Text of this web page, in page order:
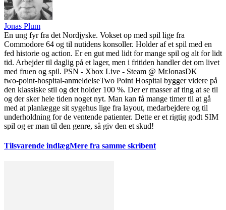
Jonas Plum
En ung fyr fra det Nordjyske. Vokset op med spil lige fra
Commodore 64 og til nutidens konsoller. Holder af et spil med en
fed historie og action. Er en gut med lidt for mange spil og alt for lidt
tid. Arbejder til daglig på et lager, men i fritiden handler det om livet
med fruen og spil. PSN - Xbox Live - Steam @ MrJonasDK
two-point-hospital-anmeldelseTwo Point Hospital bygger videre på
den klassiske stil og det holder 100 %. Der er masser af ting at se til
og der sker hele tiden noget nyt. Man kan få mange timer til at gå
med at planlægge sit sygehus lige fra layout, medarbejdere og til
underholdning for de ventende patienter. Dette er et rigtig godt SIM
spil og er man til den genre, så giv den et skud!
Tilsvarende indlægMere fra samme skribent